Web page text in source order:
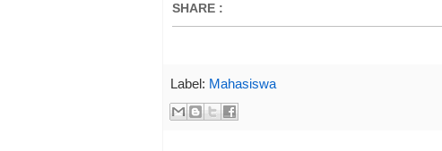
SHARE :
Label: Mahasiswa